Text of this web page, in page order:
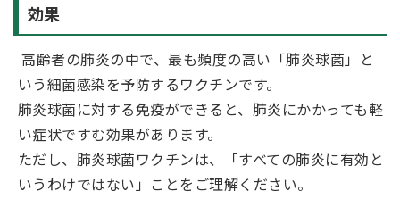
効果
高齢者の肺炎の中で、最も頻度の高い「肺炎球菌」と
いう細菌感染を予防するワクチンです。
肺炎球菌に対する免疫ができると、肺炎にかかっても軽
い症状ですむ効果があります。
ただし、肺炎球菌ワクチンは、「すべての肺炎に有効と
いうわけではない」ことをご理解ください。